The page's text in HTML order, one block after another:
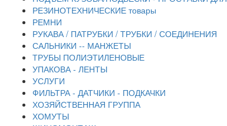
РЕЗИНОТЕХНИЧЕСКИЕ товары
РЕМНИ
РУКАВА / ПАТРУБКИ / ТРУБКИ / СОЕДИНЕНИЯ
САЛЬНИКИ -- МАНЖЕТЫ
ТРУБЫ ПОЛИЭТИЛЕНОВЫЕ
УПАКОВА - ЛЕНТЫ
УСЛУГИ
ФИЛЬТРА - ДАТЧИКИ - ПОДКАЧКИ
ХОЗЯЙСТВЕННАЯ ГРУППА
ХОМУТЫ